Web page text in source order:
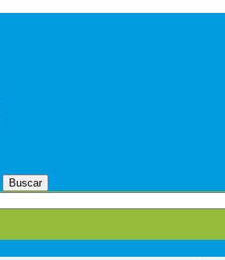
Buscar